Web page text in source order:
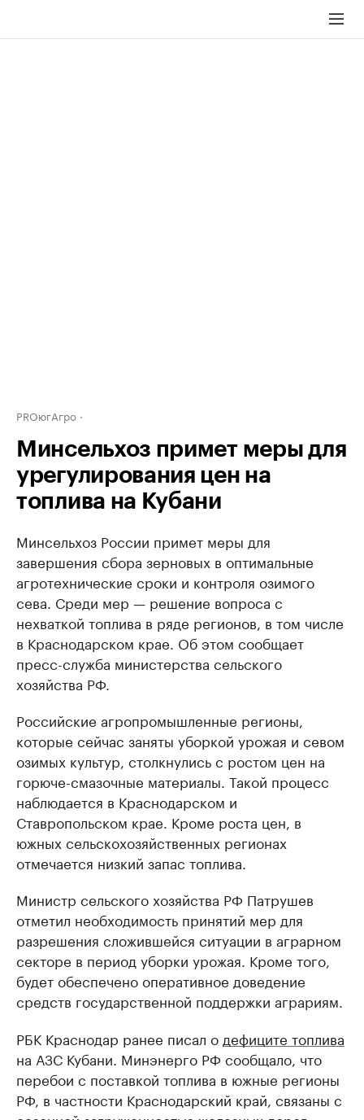
PROюгАгро
Минсельхоз примет меры для
урегулирования цен на
топлива на Кубани
Минсельхоз России примет меры для
завершения сбора зерновых в оптимальные
агротехнические сроки и контроля озимого
сева. Среди мер — решение вопроса с
нехваткой топлива в ряде регионов, в том числе
в Краснодарском крае. Об этом сообщает
пресс-служба министерства сельского
хозяйства РФ.
Российские агропромышленные регионы,
которые сейчас заняты уборкой урожая и севом
озимых культур, столкнулись с ростом цен на
горюче-смазочные материалы. Такой процесс
наблюдается в Краснодарском и
Ставропольском крае. Кроме роста цен, в
южных сельскохозяйственных регионах
отмечается низкий запас топлива.
Министр сельского хозяйства РФ Патрушев
отметил необходимость принятий мер для
разрешения сложившейся ситуации в аграрном
секторе в период уборки урожая. Кроме того,
будет обеспечено оперативное доведение
средств государственной поддержки аграриям.
РБК Краснодар ранее писал о дефиците топлива
на АЗС Кубани. Минэнерго РФ сообщало, что
перебои с поставкой топлива в южные регионы
РФ, в частности Краснодарский край, связаны с